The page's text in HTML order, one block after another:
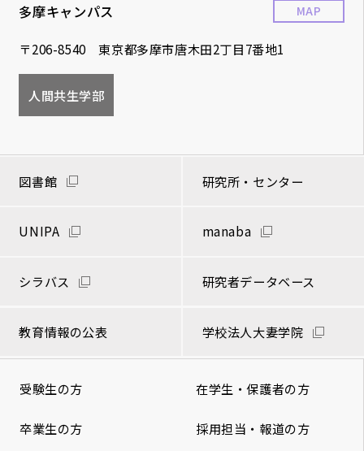
多摩キャンパス
〒206-8540 東京都多摩市唐木田2丁目7番地1
MAP
人間共生学部
図書館 研究所・センター
UNIPA manaba
シラバス 研究者データベース
教育情報の公表 学校法人大妻学院
受験生の方 在学生・保護者の方
卒業生の方 採用担当・報道の方